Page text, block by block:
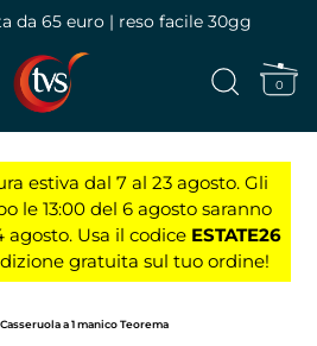
da 65 euro | reso facile 30gg
0
estiva dal 7 al 23 agosto. Gli
le 13:00 del 6 agosto saranno
Usa il codice ESTATE26
gratuita sul tuo ordine!
Casseruola a 1 manico Teorema